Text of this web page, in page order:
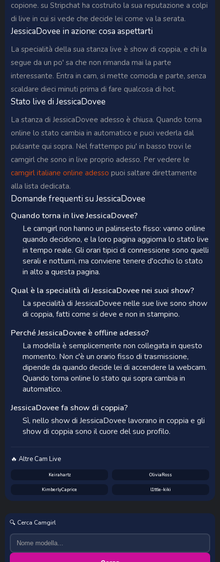
copione. su Stripchat ha costruito la sua reputazione a colpi
di live in cui si vede che decide lei come va la serata.
JessicaDovee in azione: cosa aspettarti
La specialità della sua stanza live è show di coppia, e chi la
segue da un po' sa che non rimanda mai la parte
interessante. Entra in cam, si mette comoda e parte, senza
scaldare dieci minuti prima di fare qualcosa di hot.
Stato live di JessicaDovee
La stanza di JessicaDovee adesso è chiusa. Quando torna
online lo stato cambia in automatico e puoi vederla dal
pulsante qui sopra. Nel frattempo piu' in basso trovi le
camgirl che sono in live proprio adesso. Per vedere le
camgirl italiane online adesso puoi saltare direttamente
alla lista dedicata.
Domande frequenti su JessicaDovee
Quando torna in live JessicaDovee?
Le camgirl non hanno un palinsesto fisso: vanno online
quando decidono, e la loro pagina aggiorna lo stato live
in tempo reale. Gli orari tipici di connessione sono quelli
serali e notturni, ma conviene tenere d'occhio lo stato
in alto a questa pagina.
Qual è la specialità di JessicaDovee nei suoi show?
La specialità di JessicaDovee nelle sue live sono show
di coppia, fatti come si deve e non in stampino.
Perché JessicaDovee è offline adesso?
La modella è semplicemente non collegata in questo
momento. Non c'è un orario fisso di trasmissione,
dipende da quando decide lei di accendere la webcam.
Quando torna online lo stato qui sopra cambia in
automatico.
JessicaDovee fa show di coppia?
Sì, nello show di JessicaDovee lavorano in coppia e gli
show di coppia sono il cuore del suo profilo.
🔥 Altre Cam Live
Keirahartz OliviaRoss
KimberlyCaprice l1ttle-kiki
🔍 Cerca Camgirl